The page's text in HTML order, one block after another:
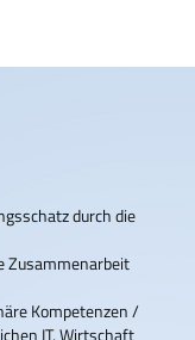
durch die
Zusammenarbeit
Kompetenzen /
IT, Wirtschaft